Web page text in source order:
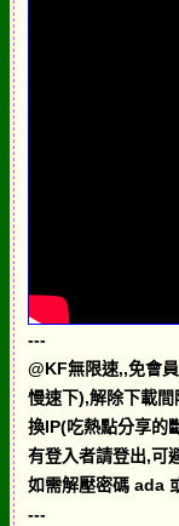
---
@KF無限速,,免會
慢速下),解除下載
換IP(吃熱點分享的
有登入者請登出,可
如需解壓密碼 ada
---